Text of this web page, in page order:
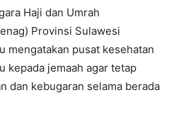
Haji dan Umrah
Provinsi Sulawesi
mengatakan pusat kesehatan
kepada jemaah agar tetap
dan kebugaran selama berada